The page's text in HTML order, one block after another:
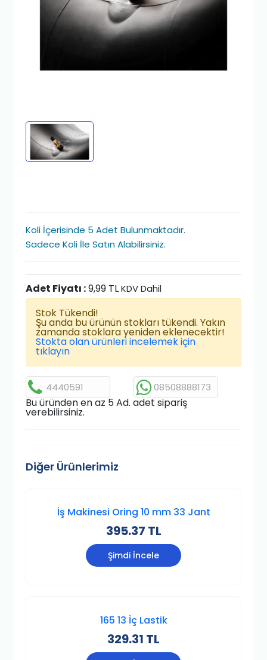
Koli İçerisinde 5 Adet Bulunmaktadır.
Sadece Koli İle Satın Alabilirsiniz.
Adet Fiyatı :9,99 TLKDV Dahil
Stok Tükendi!
Şu anda bu ürünün stokları tükendi. Yakın
zamanda stoklara yeniden eklenecektir!
Stokta olan ürünleri incelemek için
tıklayın
4440591 08508888173
Bu üründen en az 5 Ad. adet sipariş
verebilirsiniz.
Diğer Ürünlerimiz
İş Makinesi Oring 10 mm 33 Jant
395.37 TL
Şimdi İncele
165 13 İç Lastik
329.31 TL